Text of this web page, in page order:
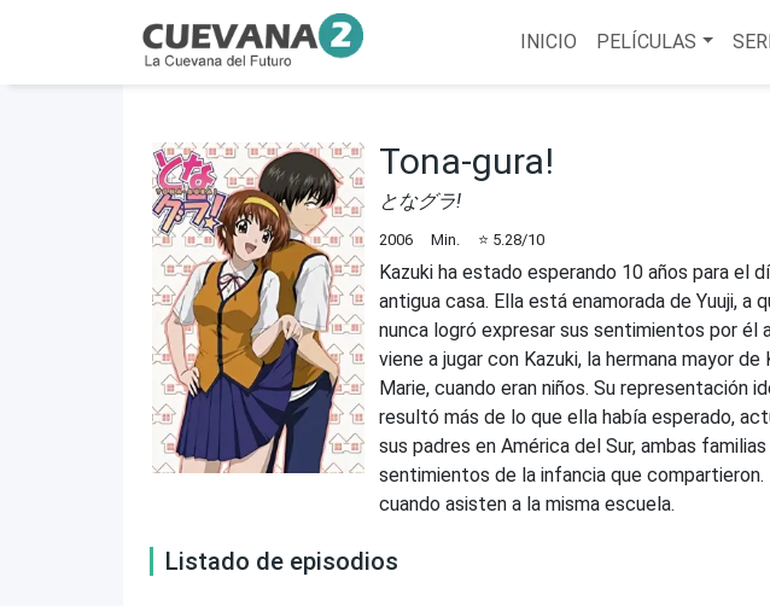
INICIO PELÍCULAS
Tona-gura!
となグラ!
2006 Min. ⭐ 5.28/10
Kazuki ha estado esperando 10 años para el
antigua casa. Ella está enamorada de Yuuji, a
nunca logró expresar sus sentimientos por él
viene a jugar con Kazuki, la hermana mayor de
Marie, cuando eran niños. Su representación
resultó más de lo que ella había esperado,
sus padres en América del Sur, ambas
sentimientos de la infancia que
cuando asisten a la misma escuela.
Listado de episodios